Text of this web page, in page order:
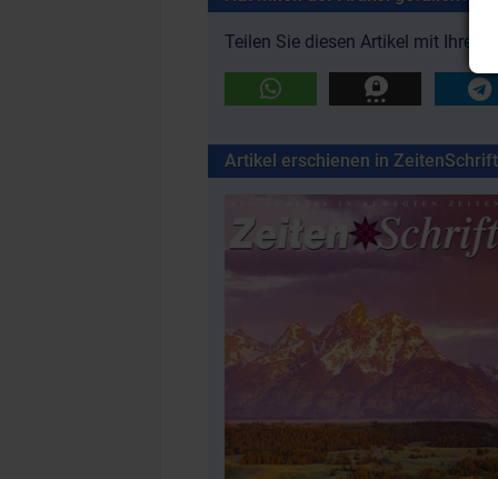
Teilen Sie diesen Artikel mit Ihren
Artikel erschienen in